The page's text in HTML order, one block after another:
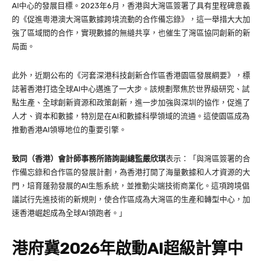
AI中心的發展目標。2023年6月，香港與大灣區簽署了具有里程碑意義
的《促進粵港澳大灣區數據跨境流動的合作備忘錄》，這一舉措大大加
強了區域間的合作，實現數據的無縫共享，也催生了灣區協同創新的新
局面。
此外，近期公布的《河套深港科技創新合作區香港園區發展綱要》，標
誌著香港打造全球AI中心邁進了一大步。該規劃聚焦於世界級研究、試
點生產、全球創新資源和政策創新，進一步加強與深圳的協作，促進了
人才、資本和數據，特別是在AI和數據科學領域的流通。這使園區成為
推動香港AI領導地位的重要引擎。
致同（香港）會計師事務所諮詢副總監嚴欣琪表示：「與灣區簽署的合
作備忘錄和合作區的發展計劃，為香港打開了海量數據和人才資源的大
門，培育蓬勃發展的AI生態系統，並推動尖端技術商業化。這項跨境倡
議試行先進技術的新規則，使合作區成為大灣區的生產和轉型中心，加
速香港崛起成為全球AI領跑者。」
港府冀2026年啟動AI超級計算中